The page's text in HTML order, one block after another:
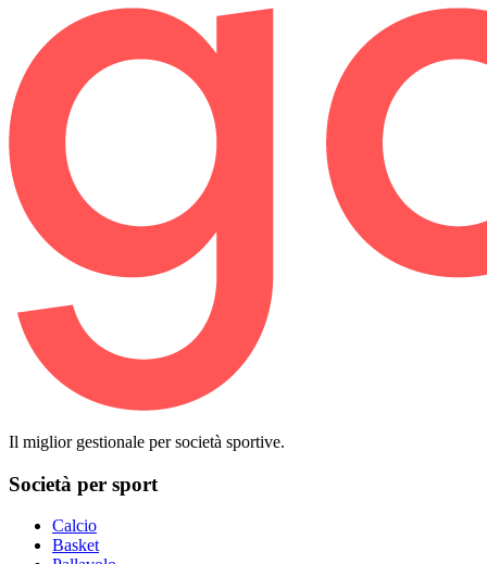
Il miglior gestionale per società sportive.
Società per sport
Calcio
Basket